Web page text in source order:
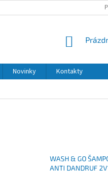
Novinky
Kontakty
WASH & GO
ANTI DANDRUF